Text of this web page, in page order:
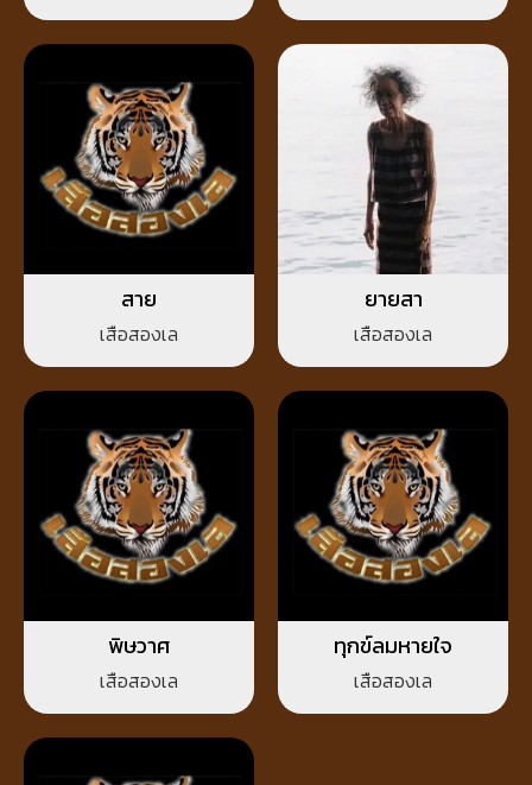
สาย
เสือสองเล
ยายสา
เสือสองเล
พิษวาศ
เสือสองเล
ทุกข์ลมหายใจ
เสือสองเล